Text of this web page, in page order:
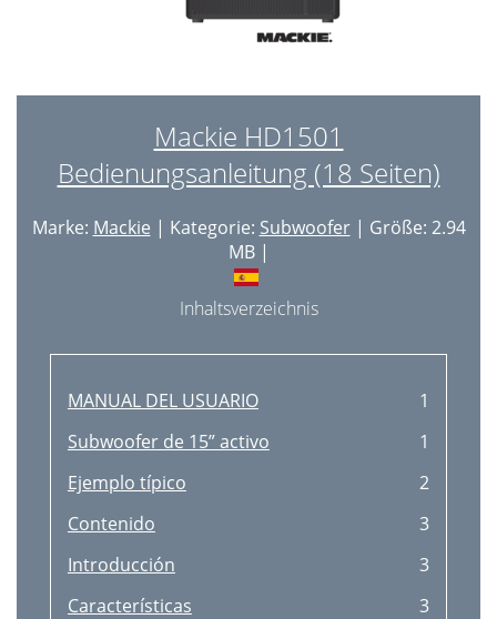
Mackie HD1501
Bedienungsanleitung (18 Seiten)
Marke: Mackie | Kategorie: Subwoofer| Größe: 2.94
MB |
Inhaltsverzeichnis
MANUAL DEL USUARIO
1
Subwoofer de 15” activo
1
Ejemplo típico
2
Contenido
3
Introducción
3
Características
3